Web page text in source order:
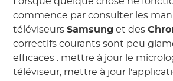
commence par consulter les
téléviseursSamsung et des
correctifs courants sont peu
efficaces : mettre à jour le
téléviseur, mettre à jour